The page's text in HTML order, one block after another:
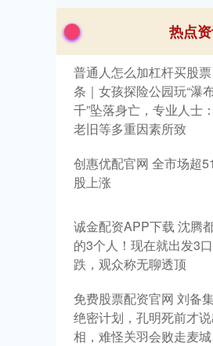
热点
普通人怎么加杠杆买股
条｜女孩探险公园玩“瀑
千”坠落身亡，专业人士
老旧等多重因素所致
创惠优配官网 全市场超
股上涨
诚金配资APP下载 沈腾
的3个人！现在就出发3
跌，观众称无聊透顶
免费股票配资官网 刘备
绝密计划，孔明死前才
相，难怪关羽会败走麦城